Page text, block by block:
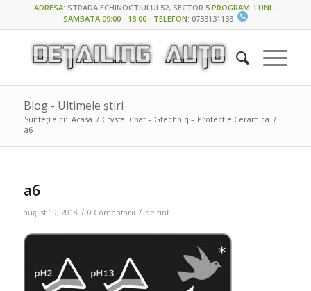
ADRESA:STRADA ECHINOCTIULUI 52, SECTOR 5 PROGRAM: LUNI -
SAMBATA 09:00 - 18:00 - TELEFON: 0733131133
Blog - Ultimele știri
Sunteți aici: Acasa / Crystal Coat – Gtechniq – Protectie Ceramica /
a6
a6
august 19, 2018 / 0 Comentarii / de tint